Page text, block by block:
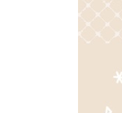
다들 알
얻은 것
인생에
그래도
나의 행